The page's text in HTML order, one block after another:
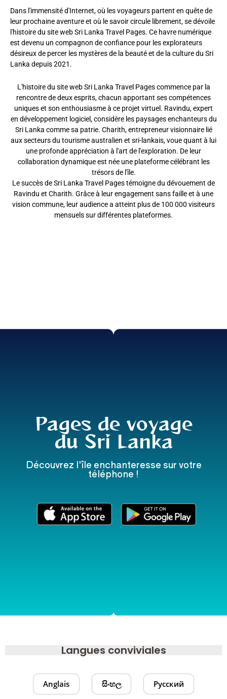
Dans l'immensité d'Internet, où les voyageurs partent en quête de
leur prochaine aventure et où le savoir circule librement, se dévoile
l'histoire du site web Sri Lanka Travel Pages. Ce havre numérique
est devenu un compagnon de confiance pour les explorateurs
désireux de percer les mystères de la beauté et de la culture du Sri
Lanka depuis 2021.
L'histoire du site web Sri Lanka Travel Pages commence par la
rencontre de deux esprits, chacun apportant ses compétences
uniques et son enthousiasme à ce projet virtuel. Ravindu, expert
en développement logiciel, considère les paysages enchanteurs du
Sri Lanka comme sa patrie. Charith, entrepreneur visionnaire lié
aux secteurs du tourisme australien et sri-lankais, voue quant à lui
une profonde appréciation à l'art de l'exploration. De leur
collaboration dynamique est née une plateforme célébrant les
trésors de l'île.
Le succès de Sri Lanka Travel Pages témoigne du dévouement de
Ravindu et Charith. Grâce à leur engagement sans faille et à une
vision commune, leur audience a atteint plus de 100 000 visiteurs
mensuels sur différentes plateformes.
Pages de voyage
du Sri Lanka
Découvrez l'île enchanteresse sur votre
téléphone !
Langues conviviales
Anglais සිංහල Русский